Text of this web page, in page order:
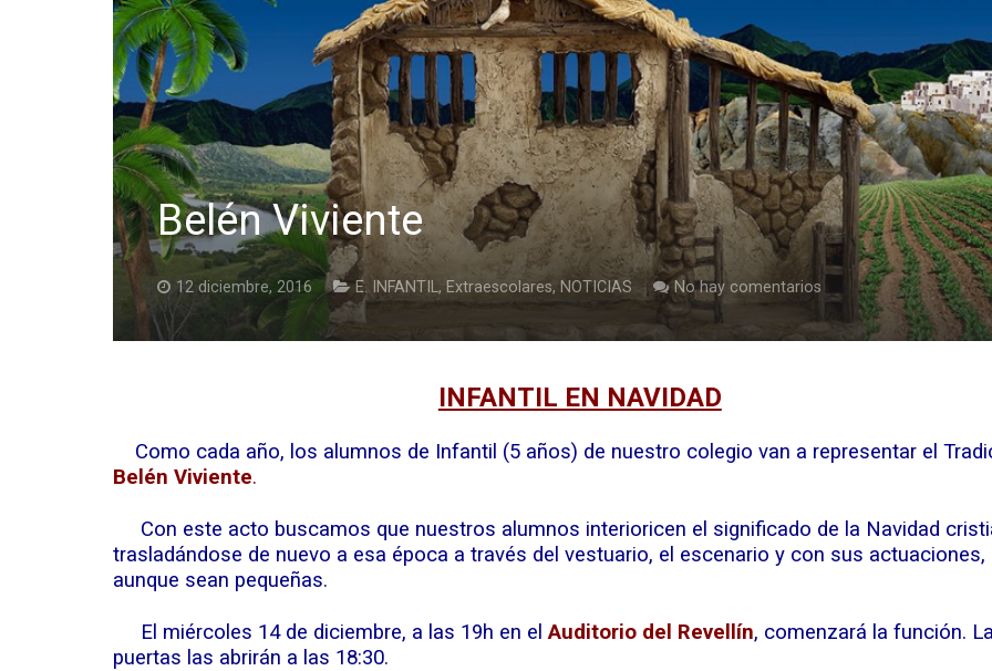
Belén Viviente
12 diciembre, 2016 E. INFANTIL, Extraescolares, NOTICIAS No hay comentarios
INFANTIL EN NAVIDAD
Como cada año, los alumnos de Infantil (5 años) de nuestro colegio van a representar el
Belén Viviente.
Con este acto buscamos que nuestros alumnos interioricen el significado de la Navidad
trasladándose de nuevo a esa época a través del vestuario, el escenario y con sus actuaciones,
aunque sean pequeñas.
El miércoles 14 de diciembre, a las 19h en elAuditorio del Revellín, comenzará la función.
puertas las abrirán a las 18:30.